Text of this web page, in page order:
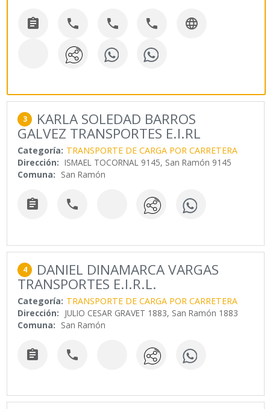
    
3 KARLA SOLEDAD BARROS
GALVEZ TRANSPORTES E.I.RL
Categoría: TRANSPORTE DE CARGA POR CARRETERA
Dirección: ISMAEL TOCORNAL 9145, San Ramón 9145
Comuna: San Ramón
 
4 DANIEL DINAMARCA VARGAS
TRANSPORTES E.I.R.L.
Categoría: TRANSPORTE DE CARGA POR CARRETERA
Dirección: JULIO CESAR GRAVET 1883, San Ramón 1883
Comuna: San Ramón
 